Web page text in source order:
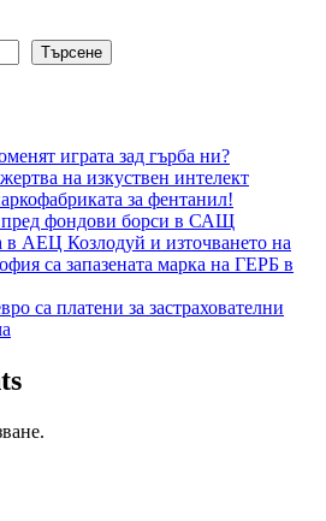
Търсене
играта зад гърба ни?
на изкуствен интелект
за фентанил!
фондови борси в САЩ
в АЕЦ Козлодуй и източването на
са запазената марка на ГЕРБ в
са платени за застрахователни